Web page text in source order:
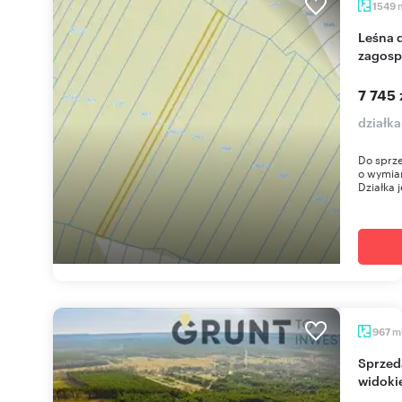
1549
Leśna działka 1549 m² z planem
7 745
Do
o
Działka
967 m
Sprzedam działkę 524 m² z panoramicznym